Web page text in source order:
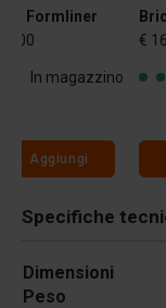
- Formliner
In magazzino
Aggiungi
€
Specifiche
Dimensioni
Peso